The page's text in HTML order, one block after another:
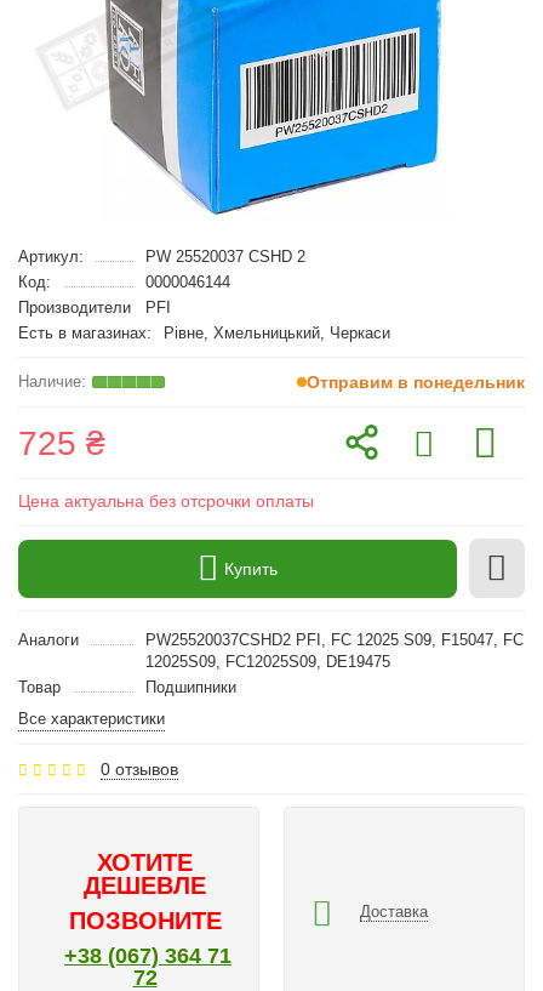
Артикул:
PW 25520037 CSHD 2
Код:
0000046144
Производители
PFI
Есть в магазинах:
Рівне, Хмельницький, Черкаси
Отправим в понедельник
725 ₴
Цена актуальна без отсрочки оплаты
Купить
Аналоги
PW25520037CSHD2 PFI, FC 12025 S09, F15047, FC
12025S09, FC12025S09, DE19475
Товар
Подшипники
Все характеристики
0 отзывов
ХОТИТЕ
ДЕШЕВЛЕ
ПОЗВОНИТЕ
+38 (067) 364 71
72
Доставка